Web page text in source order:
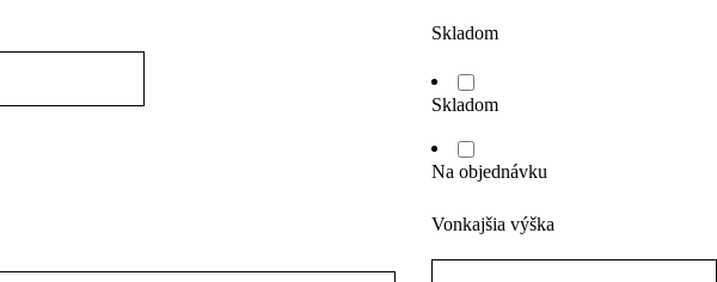
Skladom
Skladom
Na objednávku
Vonkajšia výška